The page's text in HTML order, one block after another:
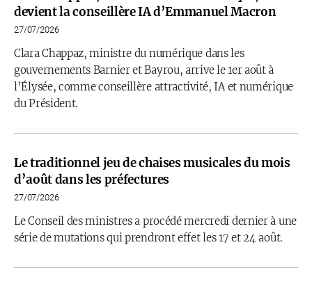
devient la conseillère IA d’Emmanuel Macron
27/07/2026
Clara Chappaz, ministre du numérique dans les
gouvernements Barnier et Bayrou, arrive le 1er août à
l’Élysée, comme conseillère attractivité, IA et numérique
du Président.
Le traditionnel jeu de chaises musicales du mois
d’août dans les préfectures
27/07/2026
Le Conseil des ministres a procédé mercredi dernier à une
série de mutations qui prendront effet les 17 et 24 août.